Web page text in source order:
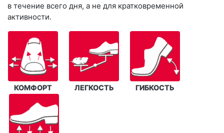
в течение всего дня, а не для кратковременной
активности.
КОМФОРТ ЛЕГКОСТЬ ГИБКОСТЬ